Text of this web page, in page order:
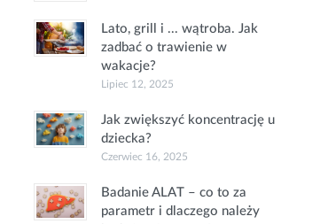
Lato, grill i ... wątroba. Jak
zadbać o trawienie w
wakacje?
Lipiec 12, 2025
Jak zwiększyć koncentrację u
dziecka?
Czerwiec 16, 2025
Badanie ALAT – co to za
parametr i dlaczego należy